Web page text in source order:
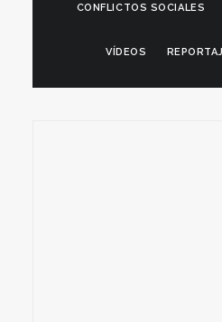
CONFLICTOS SOCIALES
VÍDEOS